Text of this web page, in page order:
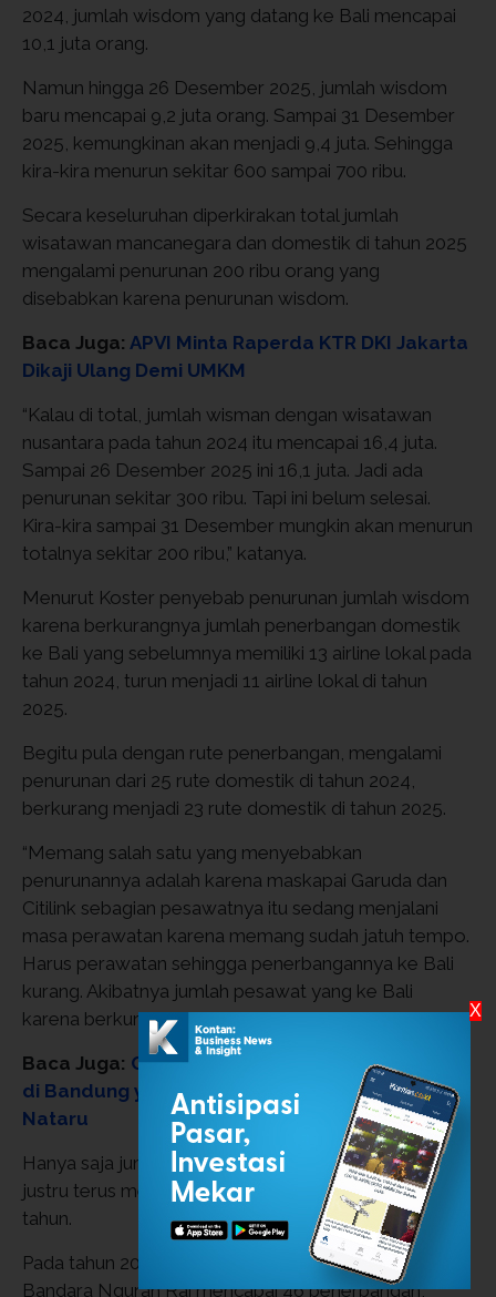
2024, jumlah wisdom yang datang ke Bali mencapai
10,1 juta orang.
Namun hingga 26 Desember 2025, jumlah wisdom
baru mencapai 9,2 juta orang. Sampai 31 Desember
2025, kemungkinan akan menjadi 9,4 juta. Sehingga
kira-kira menurun sekitar 600 sampai 700 ribu.
Secara keseluruhan diperkirakan total jumlah
wisatawan mancanegara dan domestik di tahun 2025
mengalami penurunan 200 ribu orang yang
disebabkan karena penurunan wisdom.
Baca Juga: APVI Minta Raperda KTR DKI Jakarta
Dikaji Ulang Demi UMKM
“Kalau di total, jumlah wisman dengan wisatawan
nusantara pada tahun 2024 itu mencapai 16,4 juta.
Sampai 26 Desember 2025 ini 16,1 juta. Jadi ada
penurunan sekitar 300 ribu. Tapi ini belum selesai.
Kira-kira sampai 31 Desember mungkin akan menurun
totalnya sekitar 200 ribu,” katanya.
Menurut Koster penyebab penurunan jumlah wisdom
karena berkurangnya jumlah penerbangan domestik
ke Bali yang sebelumnya memiliki 13 airline lokal pada
tahun 2024, turun menjadi 11 airline lokal di tahun
2025.
Begitu pula dengan rute penerbangan, mengalami
penurunan dari 25 rute domestik di tahun 2024,
berkurang menjadi 23 rute domestik di tahun 2025.
“Memang salah satu yang menyebabkan
penurunannya adalah karena maskapai Garuda dan
Citilink sebagian pesawatnya itu sedang menjalani
masa perawatan karena memang sudah jatuh tempo.
Harus perawatan sehingga penerbangannya ke Bali
kurang. Akibatnya jumlah pesawat yang ke Bali
karena berkurang itu penuh terus,” tambah dia.
Baca Juga: Catat 6 Tempat Makan Cuanki Enak
di Bandung yang Patut Dicoba Saat Libur
Nataru
Hanya saja jumlah rute dan airline internasional yang
justru terus mengalami peningkatan dari tahun ke
tahun.
Pada tahun 2025, jumlah maskapai internasional di
Bandara Ngurah Rai mencapai 46 penerbangan,
X